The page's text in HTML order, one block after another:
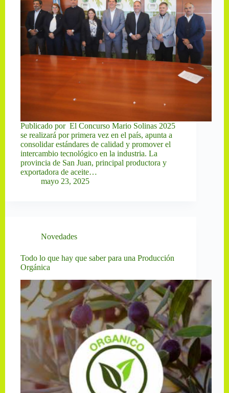
Publicado por El Concurso Mario Solinas 2025
se realizará por primera vez en el país, apunta a
consolidar estándares de calidad y promover el
intercambio tecnológico en la industria. La
provincia de San Juan, principal productora y
exportadora de aceite…
mayo 23, 2025
Novedades
Todo lo que hay que saber para una Producción
Orgánica